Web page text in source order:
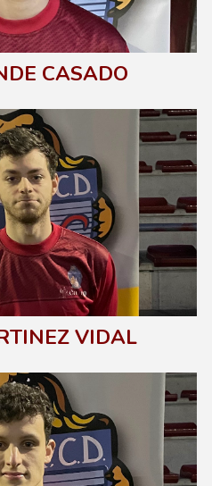
CASADO
VIDAL